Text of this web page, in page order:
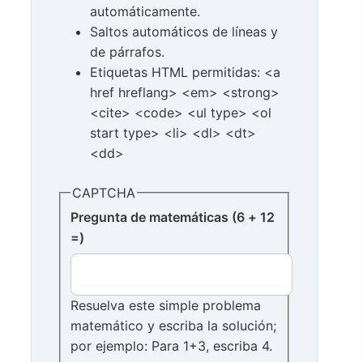
automáticamente.
Saltos automáticos de líneas y
de párrafos.
Etiquetas HTML permitidas: <a
href hreflang> <em> <strong>
<cite> <code> <ul type> <ol
start type> <li> <dl> <dt>
<dd>
CAPTCHA
Pregunta de matemáticas (6 + 12
=)
Resuelva este simple problema
matemático y escriba la solución;
por ejemplo: Para 1+3, escriba 4.